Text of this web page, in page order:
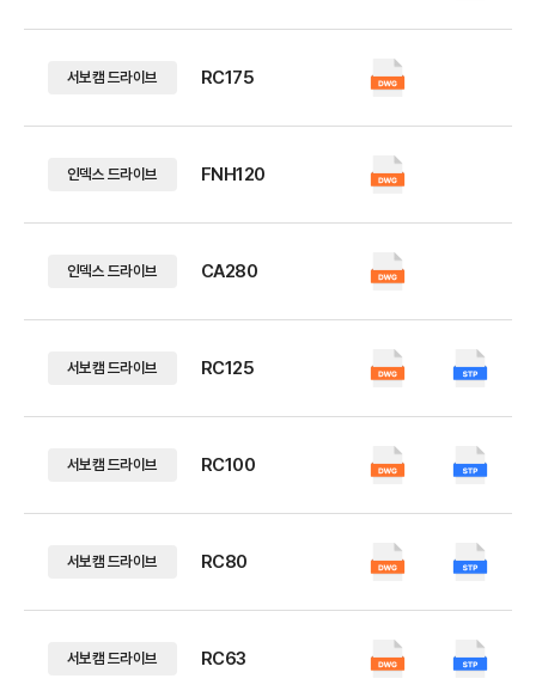
서보캠 드라이브 RC175
인덱스 드라이브 FNH120
인덱스 드라이브 CA280
서보캠 드라이브 RC125
서보캠 드라이브 RC100
서보캠 드라이브 RC80
서보캠 드라이브 RC63